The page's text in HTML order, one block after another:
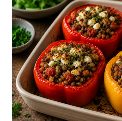
HÆNGER
DET
TÆTTERE
SAMMEN,
END
VI
VIL
INDRØMME?